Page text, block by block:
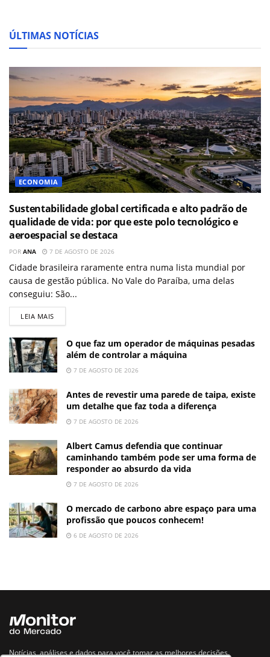
ÚLTIMAS NOTÍCIAS
ECONOMIA
Sustentabilidade global certificada e alto padrão de
qualidade de vida: por que este polo tecnológico e
aeroespacial se destaca
POR ANA 7 DE AGOSTO DE 2026
Cidade brasileira raramente entra numa lista mundial por
causa de gestão pública. No Vale do Paraíba, uma delas
conseguiu: São...
LEIA MAIS
O que faz um operador de máquinas pesadas
além de controlar a máquina
7 DE AGOSTO DE 2026
Antes de revestir uma parede de taipa, existe
um detalhe que faz toda a diferença
7 DE AGOSTO DE 2026
Albert Camus defendia que continuar
caminhando também pode ser uma forma de
responder ao absurdo da vida
7 DE AGOSTO DE 2026
O mercado de carbono abre espaço para uma
profissão que poucos conhecem!
6 DE AGOSTO DE 2026
Notícias, análises e dados para você tomar as melhores decisões.